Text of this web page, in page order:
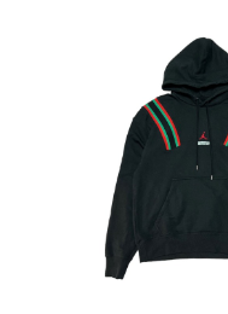
FACETASM x
RAND
SOLD